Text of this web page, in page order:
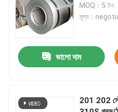
যোগাযোগ করুন
উদ্ধৃতির জন্য আবেদন
316 স্টেইনলেস স্টীল শীট
MOQ：5 টন
মূল্য：
ভালো দাম
201 202